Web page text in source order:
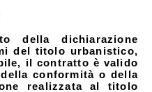
della dichiarazione
del titolo urbanistico,
il contratto è valido
conformità o della
realizzata al titolo